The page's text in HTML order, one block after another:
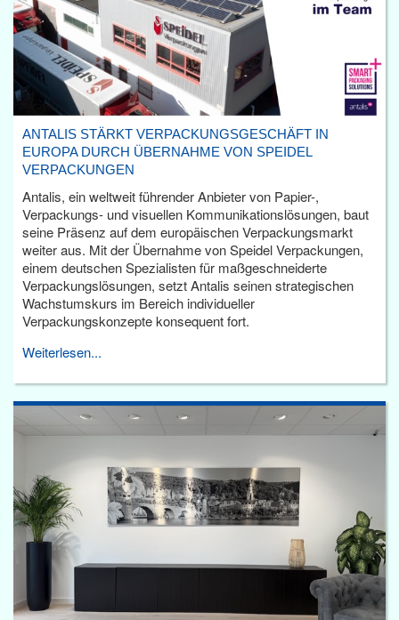
ANTALIS STÄRKT VERPACKUNGSGESCHÄFT IN
EUROPA DURCH ÜBERNAHME VON SPEIDEL
VERPACKUNGEN
Antalis, ein weltweit führender Anbieter von Papier-,
Verpackungs- und visuellen Kommunikationslösungen, baut
seine Präsenz auf dem europäischen Verpackungsmarkt
weiter aus. Mit der Übernahme von Speidel Verpackungen,
einem deutschen Spezialisten für maßgeschneiderte
Verpackungslösungen, setzt Antalis seinen strategischen
Wachstumskurs im Bereich individueller
Verpackungskonzepte konsequent fort.
Weiterlesen...